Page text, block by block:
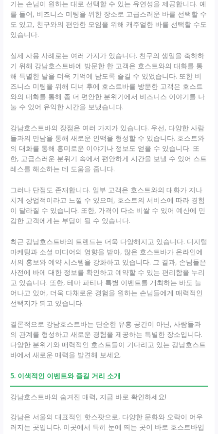
기는 손님이 원하는 대로 선택할 수 있는 유연성을 제공합니다. 예
를 들어, 비즈니스 미팅을 위한 장소로 고급스러운 바를 선택할 수
도 있고, 친구와의 편안한 모임을 위해 캐주얼한 바를 선택할 수도
있습니다.
실제 사용 사례로는 여러 가지가 있습니다. 친구의 생일을 축하하
기 위해 강남호스트바에 방문한 한 고객은 호스트와의 대화를 통
해 특별한 날을 더욱 기억에 남도록 즐길 수 있었습니다. 또한 비
즈니스 미팅을 위해 디너 후에 호스트바를 방문한 고객은 호스트
와의 대화를 통해 좀 더 편안한 분위기에서 비즈니스 이야기를 나
눌 수 있어 유익한 시간을 보냈습니다.
강남호스트바의 장점은 여러 가지가 있습니다. 우선, 다양한 사람
들과의 만남을 통해 새로운 인맥을 형성할 수 있습니다. 호스트와
의 대화를 통해 흥미로운 이야기나 정보도 얻을 수 있습니다. 또
한, 고급스러운 분위기 속에서 편안하게 시간을 보낼 수 있어 스트
레스를 해소하는 데 도움을 줍니다.
그러나 단점도 존재합니다. 일부 고객은 호스트와의 대화가 지나
치게 상업적이라고 느낄 수 있으며, 호스트의 서비스에 따라 경험
이 달라질 수 있습니다. 또한, 가격이 다소 비쌀 수 있어 예산에 민
감한 고객에게는 부담이 될 수 있습니다.
최근 강남호스트바의 트렌드는 더욱 다양해지고 있습니다. 디지털
마케팅과 소셜 미디어의 영향을 받아, 많은 호스트바가 온라인에
서의 홍보와 예약 시스템을 강화하고 있습니다. 그 결과, 손님들은
사전에 바에 대한 정보를 확인하고 예약할 수 있는 편리함을 누리
고 있습니다. 또한, 테마 파티나 특별 이벤트를 개최하는 바도 늘
어나고 있어, 더욱 다채로운 경험을 원하는 손님들에게 매력적인
선택지가 되고 있습니다.
결론적으로 강남호스트바는 단순한 유흥 공간이 아닌, 사람들과
의 관계를 형성하고 새로운 경험을 제공하는 특별한 장소입니다.
다양한 분위기와 매력적인 호스트들이 기다리고 있는 강남호스트
바에서 새로운 매력을 발견해 보세요.
5. 이색적인 이벤트와 즐길 거리 소개
강남호스트바의 숨겨진 매력, 지금 바로 확인하세요!
강남은 서울의 대표적인 핫스팟으로, 다양한 문화와 오락이 어우
러지는 곳입니다. 이곳에서 특히 눈에 띄는 곳이 바로 호스트바입